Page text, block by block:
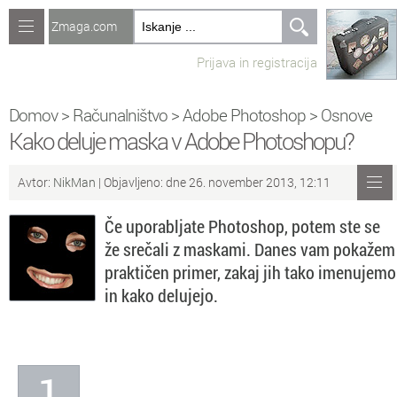
Računalništvo
Recepti
Naredi sam
Forum
Preverjanje znanja
Sv Sveže teme na forumu
Zmaga.com
Prijava in registracija
Domov> Računalništvo >Adobe Photoshop > Osnove
Kako deluje maska v Adobe Photoshopu?
Avtor: NikMan | Objavljeno: dne 26. november 2013, 12:11
Če uporabljate Photoshop, potem ste se
že srečali z maskami. Danes vam pokažem
praktičen primer, zakaj jih tako imenujemo
in kako delujejo.